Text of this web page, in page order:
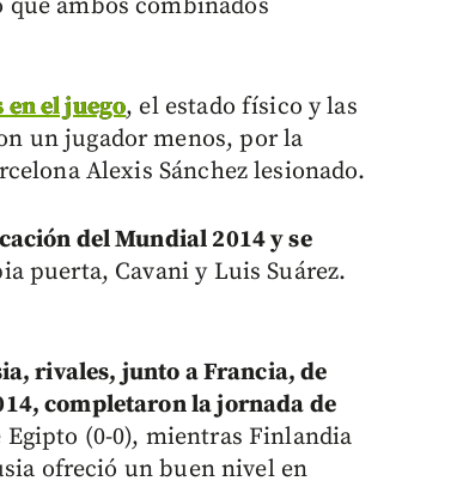
que ambos combinados
el juego, el estado físico y las
un jugador menos, por la
Alexis Sánchez lesionado.
del Mundial 2014 y se
puerta, Cavani y Luis Suárez.
rivales, junto a Francia, de
completaron la jornada de
Egipto (0-0), mientras Finlandia
ofreció un buen nivel en